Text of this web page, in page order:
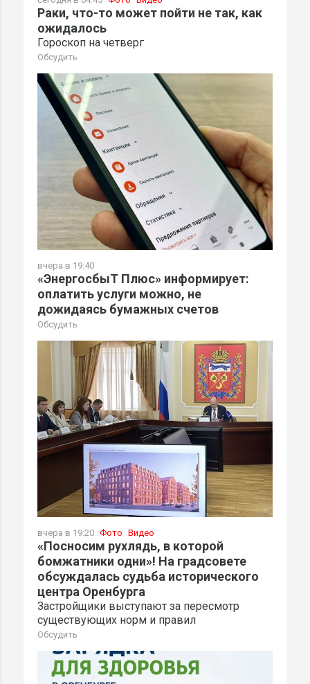
Раки, что-то может пойти не так, как
ожидалось
Гороскоп на четверг
Обсудить
вчера в 19:40
«ЭнергосбыТ Плюс» информирует:
оплатить услуги можно, не
дожидаясь бумажных счетов
Обсудить
вчера в 19:20 Фото Видео
«Посносим рухлядь, в которой
бомжатники одни»! На градсовете
обсуждалась судьба исторического
центра Оренбурга
Застройщики выступают за пересмотр
существующих норм и правил
Обсудить